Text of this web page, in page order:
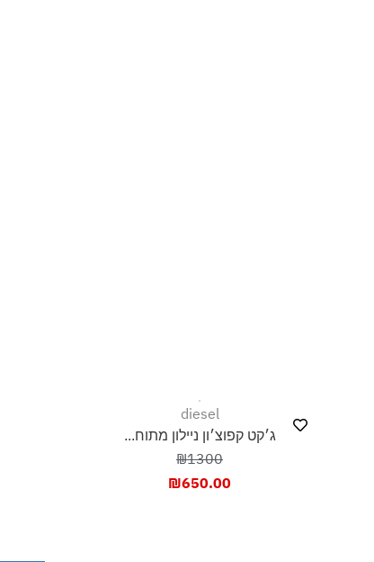
diesel
ג׳קט קפוצ׳ון ניילון מתוח...
₪1300
₪650.00